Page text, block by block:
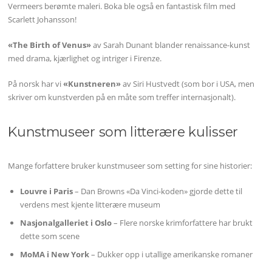
Vermeers berømte maleri. Boka ble også en fantastisk film med
Scarlett Johansson!
«The Birth of Venus»av Sarah Dunant blander renaissance-kunst
med drama, kjærlighet og intriger i Firenze.
På norsk har vi«Kunstneren»av Siri Hustvedt (som bor i USA, men
skriver om kunstverden på en måte som treffer internasjonalt).
Kunstmuseer som litterære kulisser
Mange forfattere bruker kunstmuseer som setting for sine historier:
Louvre i Paris– Dan Browns «Da Vinci-koden» gjorde dette til
verdens mest kjente litterære museum
Nasjonalgalleriet i Oslo– Flere norske krimforfattere har brukt
dette som scene
MoMA i New York– Dukker opp i utallige amerikanske romaner